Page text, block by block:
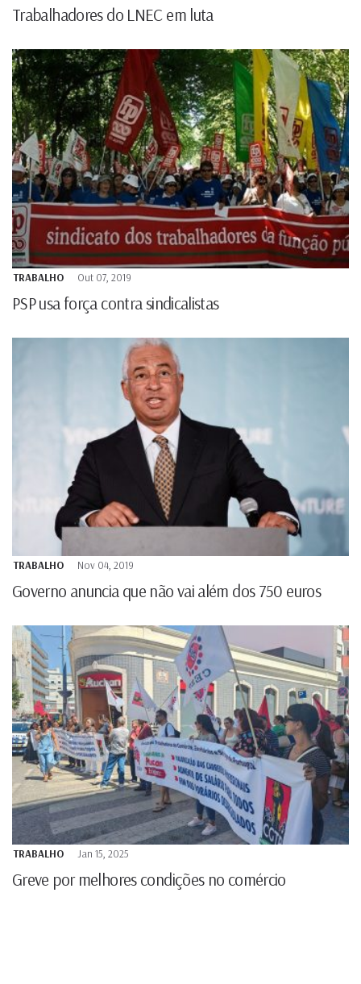
Trabalhadores do LNEC em luta
TRABALHO Out 07, 2019
PSP usa força contra sindicalistas
TRABALHO Nov 04, 2019
Governo anuncia que não vai além dos 750 euros
TRABALHO Jan 15, 2025
Greve por melhores condições no comércio